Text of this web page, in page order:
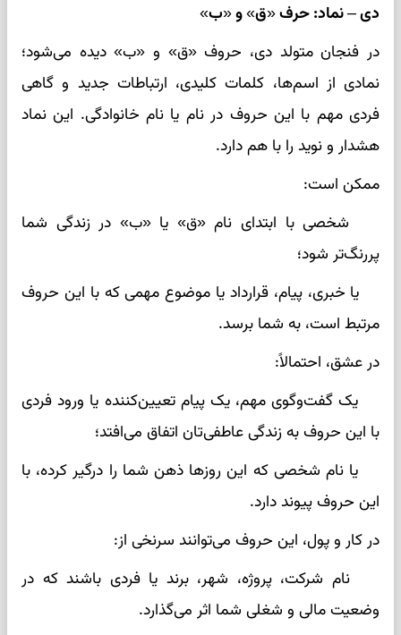
دی – نماد: حرف «ق» و «ب»
در فنجان متولد دی، حروف «ق» و «ب» دیده می‌شود؛
نمادی از اسم‌ها، کلمات کلیدی، ارتباطات جدید و گاهی
فردی مهم با این حروف در نام یا نام خانوادگی. این نماد
هشدار و نوید را با هم دارد.
ممکن است:
شخصی با ابتدای نام «ق» یا «ب» در زندگی شما
پررنگ‌تر شود؛
یا خبری، پیام، قرارداد یا موضوع مهمی که با این حروف
مرتبط است، به شما برسد.
در عشق، احتمالاً:
یک گفت‌وگوی مهم، یک پیام تعیین‌کننده یا ورود فردی
با این حروف به زندگی عاطفی‌تان اتفاق می‌افتد؛
یا نام شخصی که این روزها ذهن شما را درگیر کرده، با
این حروف پیوند دارد.
در کار و پول، این حروف می‌توانند سرنخی از:
نام شرکت، پروژه، شهر، برند یا فردی باشند که در
وضعیت مالی و شغلی شما اثر می‌گذارد.